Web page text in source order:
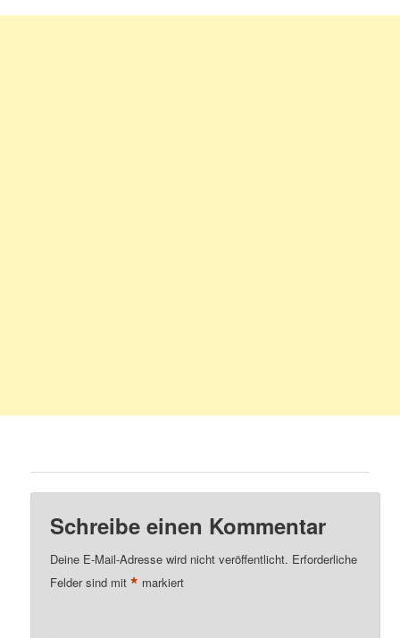
Schreibe einen Kommentar
Deine E-Mail-Adresse wird nicht veröffentlicht. Erforderliche
Felder sind mit* markiert